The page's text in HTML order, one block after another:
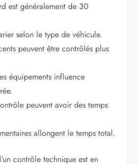
est généralement de 30
selon le type de véhicule.
peuvent être contrôlés plus
équipements influence
peuvent avoir des temps
allongent le temps total.
contrôle technique est en